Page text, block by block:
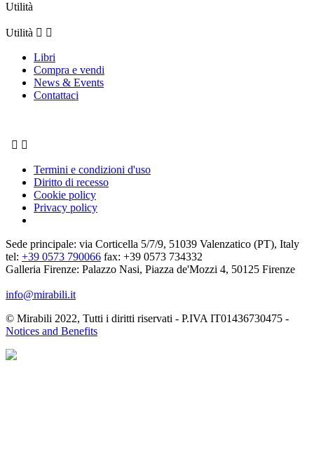
Utilità
Utilità  
Libri
Compra e vendi
News & Events
Contattaci
 
Termini e condizioni d'uso
Diritto di recesso
Cookie policy
Privacy policy
Sede principale: via Corticella 5/7/9, 51039 Valenzatico (PT), Italy
tel: +39 0573 790066 fax: +39 0573 734332
Galleria Firenze: Palazzo Nasi, Piazza de'Mozzi 4, 50125 Firenze
info@mirabili.it
© Mirabili 2022, Tutti i diritti riservati - P.IVA IT01436730475 -
Notices and Benefits